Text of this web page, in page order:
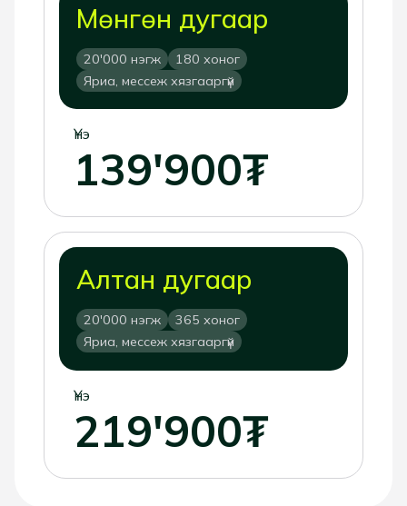
Мөнгөн дугаар
20'000 нэгж
180 хоног
Яриа, мессеж хязгааргүй
Үнэ
139'900₮
Алтан дугаар
20'000 нэгж
365 хоног
Яриа, мессеж хязгааргүй
Үнэ
219'900₮